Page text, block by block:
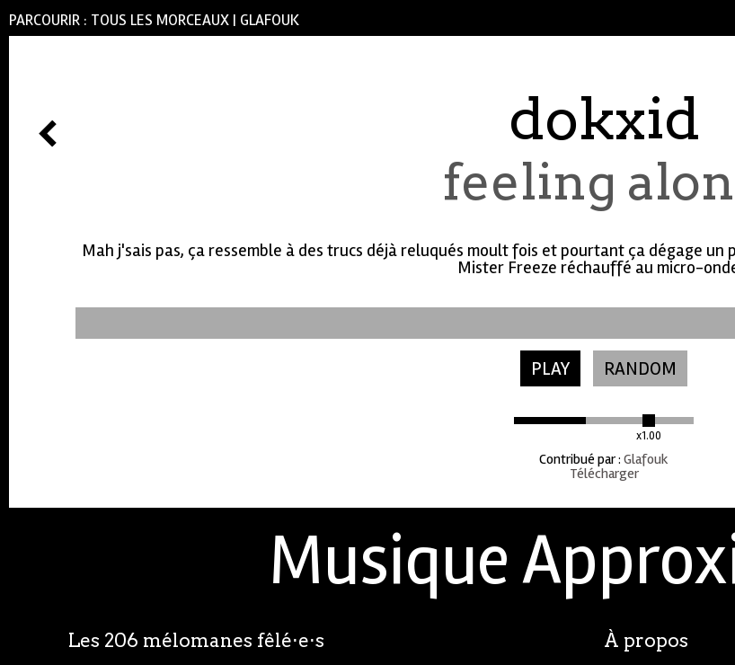
PARCOURIR : TOUS LES MORCEAUX | GLAFOUK
dokxid
feeling
Mah j'sais pas, ça ressemble à des trucs déjà reluqués moult fois et pourtant ça dégage
Mister Freeze réchauffé au micro-
PLAY RANDOM
x1.00
Contribué par: Glafouk
Télécharger
Musique
À propos
Les 206 mélomanes fêlé⋅e⋅s